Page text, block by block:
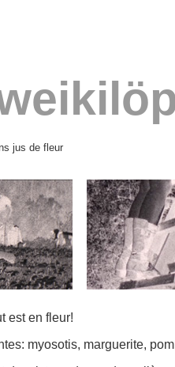
jus de fleur
est en fleur!
myosotis, marguerite,